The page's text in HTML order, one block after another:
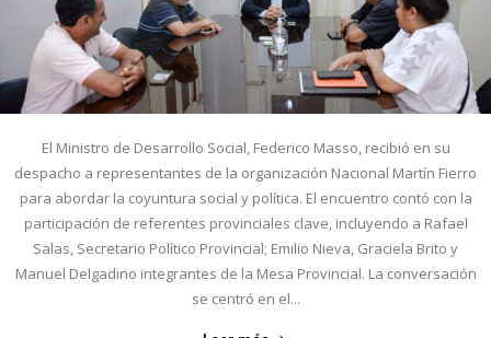
El Ministro de Desarrollo Social, Federico Masso, recibió en su
despacho a representantes de la organización Nacional Martín Fierro
para abordar la coyuntura social y política. El encuentro contó con la
participación de referentes provinciales clave, incluyendo a Rafael
Salas, Secretario Político Provincial; Emilio Nieva, Graciela Brito y
Manuel Delgadino integrantes de la Mesa Provincial. La conversación
se centró en el...